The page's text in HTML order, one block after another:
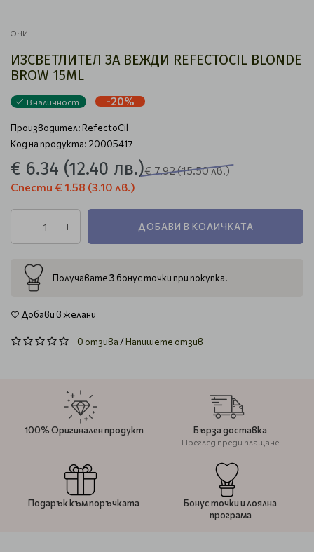
ОЧИ
ИЗСВЕТЛИТЕЛ ЗА ВЕЖДИ REFECTOCIL BLONDE
BROW 15ML
В наличност -20%
Производител:RefectoCil
Код на продукта: 20005417
€ 6.34 (12.40 лв.)€ 7.92(15.50 лв.)
Спести € 1.58 (3.10 лв.)
ДОБАВИ В КОЛИЧКАТА
Получавате3 бонус точки при покупка.
Добави в желани
0 отзива/Напишете отзив
100% Оригинален продукт Бърза доставка
Преглед преди плащане
Подарък към поръчката
Бонус точки и лоялна
програма